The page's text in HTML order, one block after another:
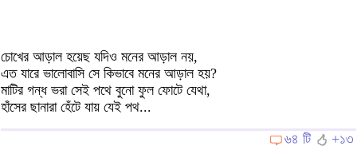
চোখের আড়াল হয়েছ যদিও মনের আড়াল নয়,
এত যারে ভালোবাসি সে কিভাবে মনের আড়াল হয়?
মাটির গন্ধ ভরা সেই পথে বুনো ফুল ফোটে যেথা,
হাঁসের ছানারা হেঁটে যায় যেই পথ...
৬৪ টি
+১৩